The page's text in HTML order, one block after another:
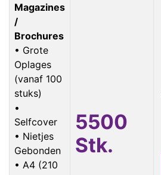
Magazines
/
Brochures
• Grote
Oplages
(vanaf 100
stuks)
•
Selfcover
• Nietjes
Gebonden
• A4 (210
5500
Stk.